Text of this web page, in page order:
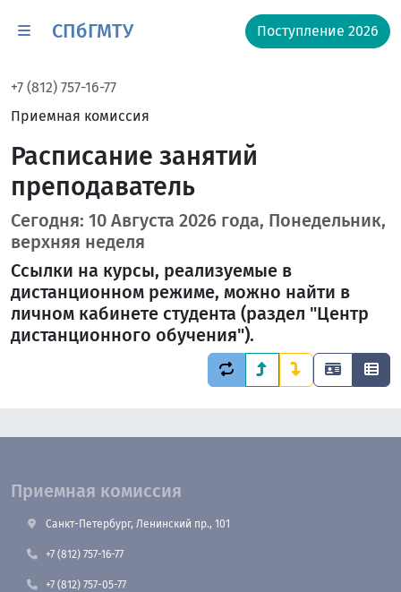
СПбГМТУ Поступление 2026
+7 (812) 757-16-77
Приемная комиссия
Расписание занятий
преподаватель
Сегодня: 10 Августа 2026 года, Понедельник,
верхняя неделя
Ссылки на курсы, реализуемые в
дистанционном режиме, можно найти в
личном кабинете студента (раздел "Центр
дистанционного обучения").
Приемная комиссия
Санкт-Петербург, Ленинский пр., 101
+7 (812) 757-16-77
+7 (812) 757-05-77